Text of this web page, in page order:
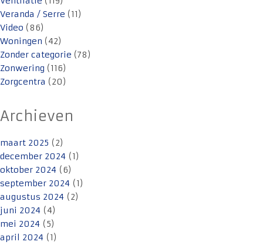
Veranda / Serre (11)
Video (86)
Woningen (42)
Zonder categorie (78)
Zonwering (116)
Zorgcentra (20)
Archieven
maart 2025 (2)
december 2024 (1)
oktober 2024 (6)
september 2024 (1)
augustus 2024 (2)
juni 2024 (4)
mei 2024 (5)
april 2024 (1)